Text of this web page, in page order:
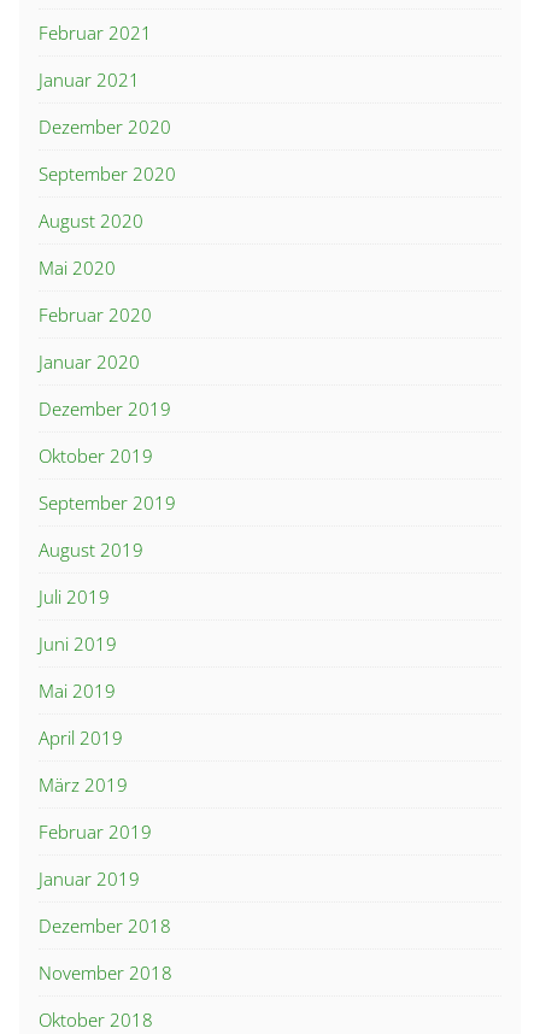
Februar 2021
Januar 2021
Dezember 2020
September 2020
August 2020
Mai 2020
Februar 2020
Januar 2020
Dezember 2019
Oktober 2019
September 2019
August 2019
Juli 2019
Juni 2019
Mai 2019
April 2019
März 2019
Februar 2019
Januar 2019
Dezember 2018
November 2018
Oktober 2018